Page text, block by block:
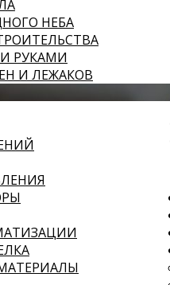
НЕБА
РУКАМИ
И ЛЕЖАКОВ